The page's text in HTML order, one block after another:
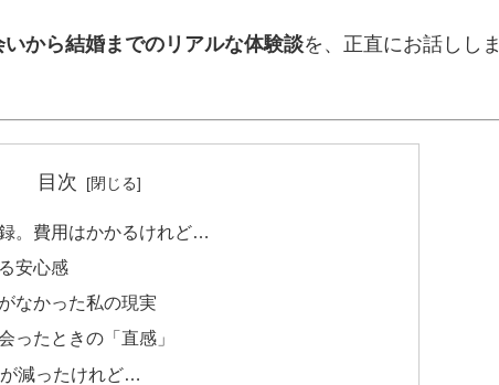
から結婚までのリアルな体験談を、正直にお話ししま
目次
。費用はかかるけれど…
安心感
なかった私の現実
ったときの「直感」
減ったけれど…